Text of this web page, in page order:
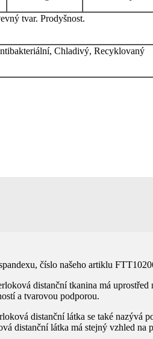
tvar. Prodyšnost.
Chladivý, Recyklovaný
číslo našeho artiklu
distanční tkanina má
a tvarovou podporou.
distanční látka se také nazývá
distanční látka má stejný vzhled na